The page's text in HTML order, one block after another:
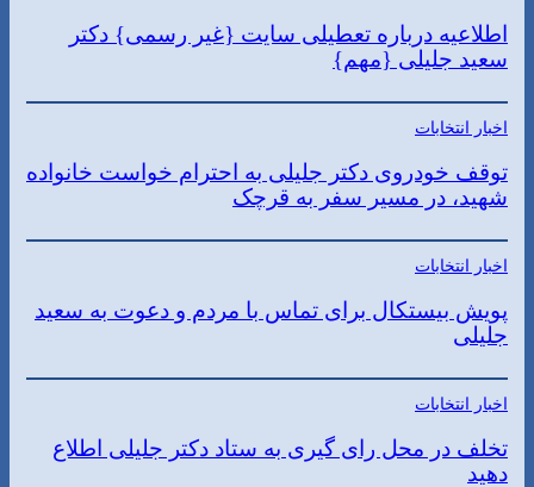
اطلاعیه درباره تعطیلی سایت {غیر رسمی} دکتر
سعید جلیلی {مهم}
اخبار انتخابات
توقف خودروی دکتر جلیلی به احترام خواست خانواده
شهید، در مسیر سفر به قرچک
اخبار انتخابات
پویش بیستکال برای تماس با مردم و دعوت به سعید
جلیلی
اخبار انتخابات
تخلف در محل رای گیری به ستاد دکتر جلیلی اطلاع
دهید